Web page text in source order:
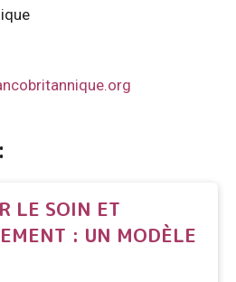
LE SOIN ET
: UN MODÈLE